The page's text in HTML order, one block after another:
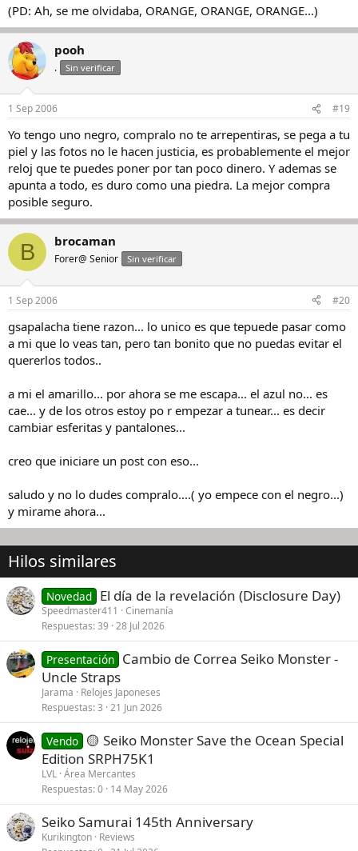
(PD: Ah, se me olvidaba, ORANGE, ORANGE, ORANGE...)
pooh
. Sin verificar
1 Sep 2006 #19
Yo tengo uno negro, compralo no te arrepentiras, se pega a tu
piel y las fotos no le hacen justicia, es probablemente el mejor
reloj que te puedes poner por tan poco dinero. Y ademas se
apunta a todo, es duro como una piedra. La mejor compra
posible seguro.
B brocaman
Forer@ Senior Sin verificar
1 Sep 2006 #20
gsapalacha tiene razon... lo unico es que tepuede pasar como
a mi que lo veas tan, pero tan bonito que no puedas evitar el
quererlos todos..
a mi el amarillo... por ahora se me escapa... el azul no... es
cae... y de los otros estoy po r empezar a tunear... es decir
cambiar esferitas y pantalones...
creo que iniciare un post con eso...
saludo y no lo dudes compralo....( yo empece con el negro...)
y mirame ahora...
Hilos similares
Novedad El día de la revelación (Disclosure Day)
Speedmaster411
Cinemanía
Respuestas 39 28 Jul 2026
Presentación Cambio de Correa Seiko Monster -
Uncle Straps
Jarama
Relojes Japoneses
Respuestas 3 21 Jun 2026
Vendo 🟡 Seiko Monster Save the Ocean Special
Edition SRPH75K1
LVL Área Mercantes
Respuestas 0 14 May 2026
Seiko Samurai 145th Anniversary
Kurikington Reviews